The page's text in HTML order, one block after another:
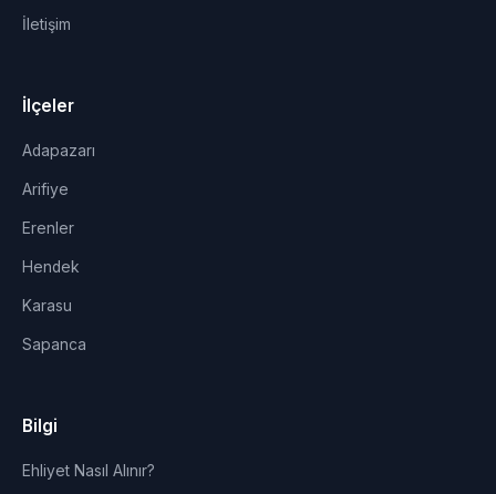
İletişim
İlçeler
Adapazarı
Arifiye
Erenler
Hendek
Karasu
Sapanca
Bilgi
Ehliyet Nasıl Alınır?